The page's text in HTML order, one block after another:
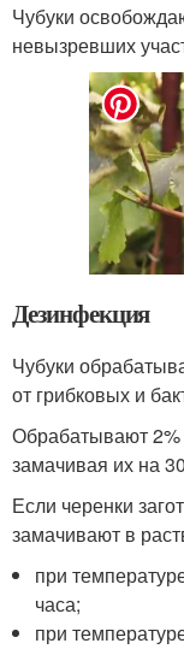
Чубуки
невызревших
Дезинфекция
Чубуки
от грибковых и
Обрабатывают
замачивая их на
Если черенки
замачивают в
при
часа;
при